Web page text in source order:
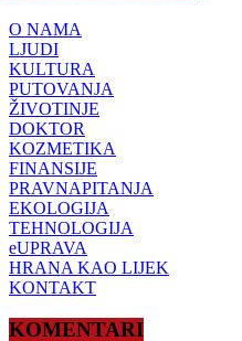
O NAMA
LJUDI
KULTURA
PUTOVANJA
ŽIVOTINJE
DOKTOR
KOZMETIKA
FINANSIJE
PRAVNAPITANJA
EKOLOGIJA
TEHNOLOGIJA
eUPRAVA
HRANA KAO LIJEK
KONTAKT
KOMENTARI